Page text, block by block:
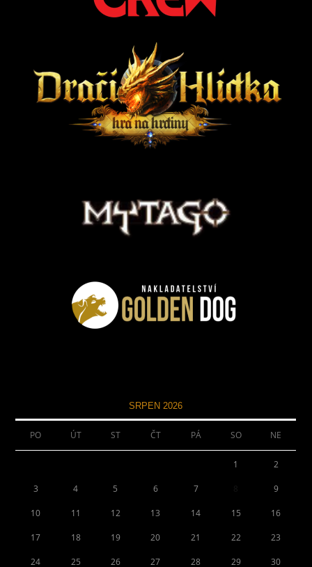
SRPEN 2026
PO ÚT ST ČT PÁ SO NE
1 2
3 4 5 6 7 9
10 11 12 13 14 15 16
17 18 19 20 21 22 23
24 25 26 27 28 29 30